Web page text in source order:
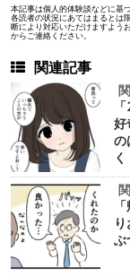
本記事は個人的体験談などに基
各読者の状況にあてはまるとは
断により対応いただけますよう
からご連絡ください。
関連記事
好
の
く
ぶ